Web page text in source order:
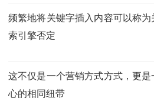
频繁地将关键字插入内容可以称
索引擎否定
这不仅是一个营销方式方式，更
心的相同纽带